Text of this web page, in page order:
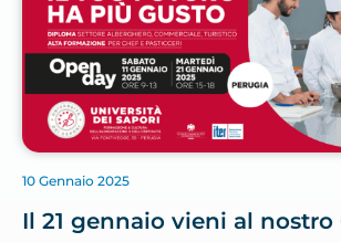
10 Gennaio 2025
Il 21 gennaio vieni al nostro